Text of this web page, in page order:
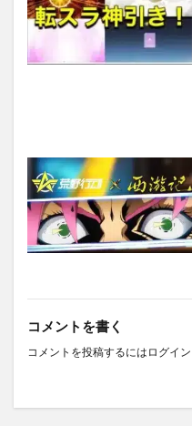
コメントを書く
コメントを投稿するには ログイン